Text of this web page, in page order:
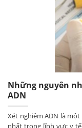
Những nguyên
ADN
Xét nghiệm ADN là
nhất trong lĩnh vực y